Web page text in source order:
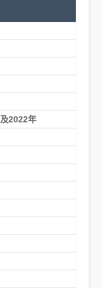
2022年